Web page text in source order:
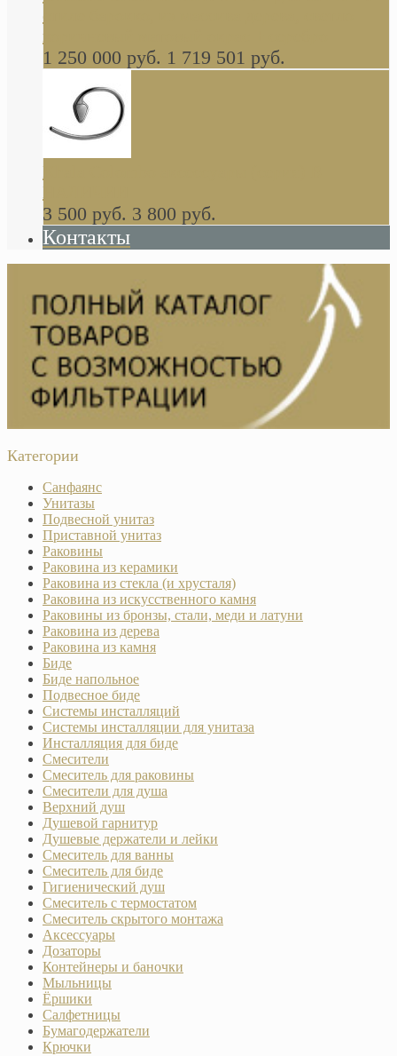
стиле барокко, из массива дерева, светло
коричневый матовый окрас + серебро
1 250 000 руб. 1 719 501 руб.
Khala Colombo аксессуары (серия) В
НАЛИЧИИ
3 500 руб. 3 800 руб.
Контакты
Категории
Санфаянс
Унитазы
Подвесной унитаз
Приставной унитаз
Раковины
Раковина из керамики
Раковина из стекла (и хрусталя)
Раковина из искусственного камня
Раковины из бронзы, стали, меди и латуни
Раковина из дерева
Раковина из камня
Биде
Биде напольное
Подвесное биде
Системы инсталляций
Системы инсталляции для унитаза
Инсталляция для биде
Смесители
Смеситель для раковины
Смесители для душа
Верхний душ
Душевой гарнитур
Душевые держатели и лейки
Смеситель для ванны
Смеситель для биде
Гигиенический душ
Смеситель с термостатом
Смеситель скрытого монтажа
Аксессуары
Дозаторы
Контейнеры и баночки
Мыльницы
Ёршики
Салфетницы
Бумагодержатели
Крючки